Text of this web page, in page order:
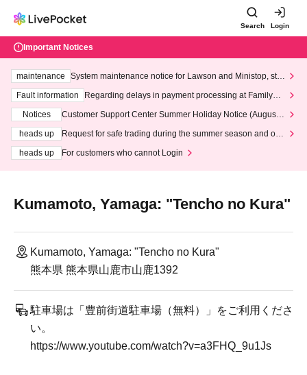
Search Login
Important Notices
maintenance
System maintenance notice for Lawson and Ministop, star
ting at 3:00 AM on Wednesday (Wed)
Fault information
Regarding delays in payment processing at FamilyMa
Notices
Customer Support Center Summer Holiday Notice (August 1
heads up
Request for safe trading during the summer season and our
heads up
For customers who cannot Login
Kumamoto, Yamaga: "Tencho no Kura"
Kumamoto, Yamaga: "Tencho no Kura"
熊本県 熊本県山鹿市山鹿1392
駐車場は「豊前街道駐車場（無料）」をご利用くださ
い。
https://www.youtube.com/watch?v=a3FHQ_9u1Js